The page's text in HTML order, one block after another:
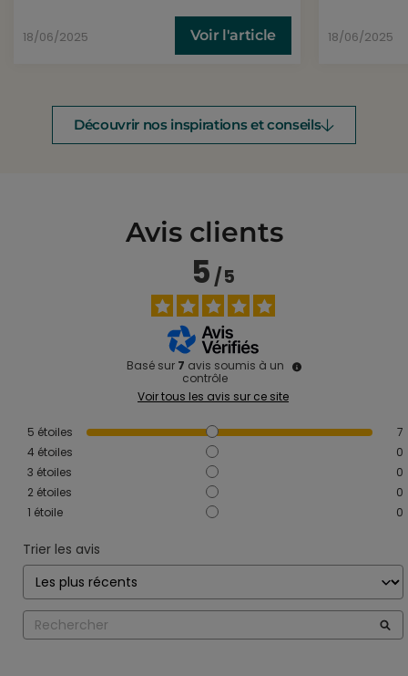
18/06/2025 Voir l'article 18/06/2025
Découvrir nos inspirations et conseils
Avis clients
5/5
Basé sur 7 avis soumis à un
contrôle
Voir tous les avis sur ce site
5 étoiles
7
4 étoiles
0
3 étoiles
0
2 étoiles
0
1 étoile 0
Trier les avis